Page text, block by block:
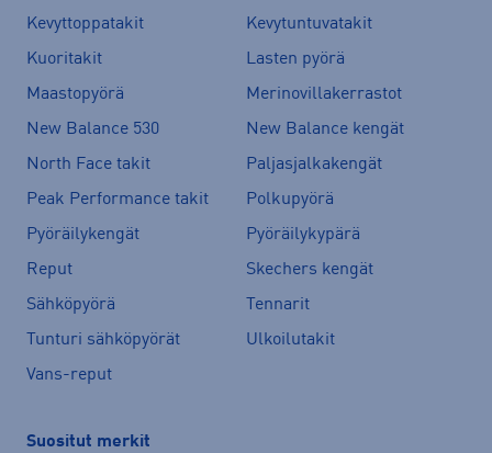
Kevyttoppatakit
Kevytuntuvatakit
Kuoritakit
Lasten pyörä
Maastopyörä
Merinovillakerrastot
New Balance 530
New Balance kengät
North Face takit
Paljasjalkakengät
Peak Performance takit
Polkupyörä
Pyöräilykengät
Pyöräilykypärä
Reput
Skechers kengät
Sähköpyörä
Tennarit
Tunturi sähköpyörät
Ulkoilutakit
Vans-reput
Suositut merkit